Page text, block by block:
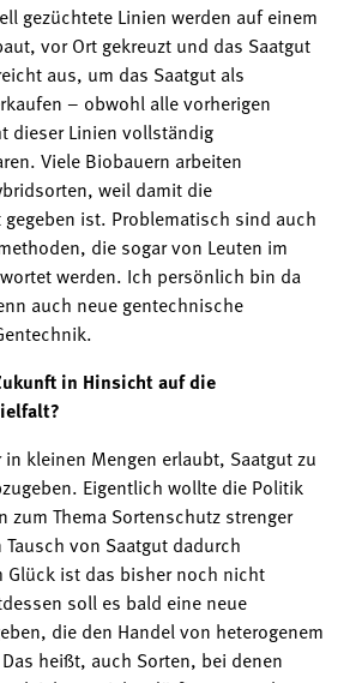
gezüchtete Linien werden auf einem
vor Ort gekreuzt und das Saatgut
aus, um das Saatgut als
– obwohl alle vorherigen
dieser Linien vollständig
Viele Biobauern arbeiten
weil damit die
gegeben ist. Problematisch sind auch
die sogar von Leuten im
werden. Ich persönlich bin da
auch neue gentechnische
in Hinsicht auf die
kleinen Mengen erlaubt, Saatgut zu
Eigentlich wollte die Politik
zum Thema Sortenschutz strenger
von Saatgut dadurch
Glück ist das bisher noch nicht
soll es bald eine neue
die den Handel von heterogenem
heißt, auch Sorten, bei denen